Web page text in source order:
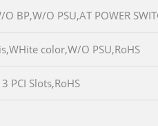
BP,W/O PSU,AT POWER
color,W/O PSU,RoHS
PCI Slots,RoHS